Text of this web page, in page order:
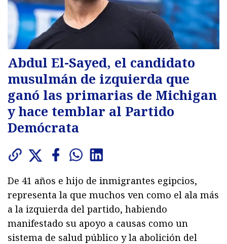
Abdul El-Sayed, el candidato
musulmán de izquierda que
ganó las primarias de Michigan
y hace temblar al Partido
Demócrata
De 41 años e hijo de inmigrantes egipcios,
representa la que muchos ven como el ala más
a la izquierda del partido, habiendo
manifestado su apoyo a causas como un
sistema de salud público y la abolición del